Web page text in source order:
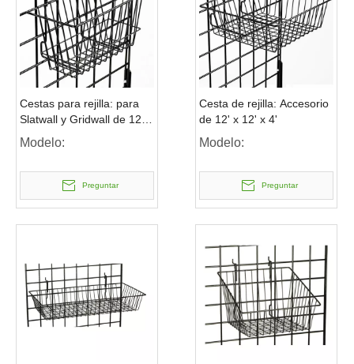
Cestas para rejilla: para
Slatwall y Gridwall de 12' x
6' x 6'
Modelo:
Preguntar
Cesta de rejilla: Accesorio
de 12' x 12' x 4'
Modelo:
Preguntar